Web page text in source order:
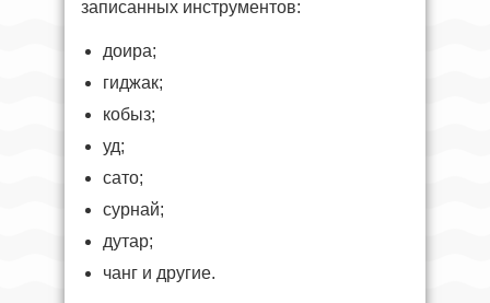
записанных инструментов:
доира;
гиджак;
кобыз;
уд;
сато;
сурнай;
дутар;
чанг и другие.